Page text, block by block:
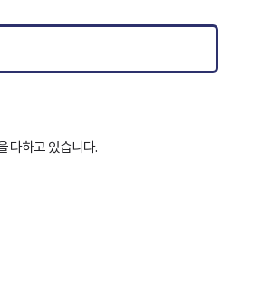
다하고 있습니다.